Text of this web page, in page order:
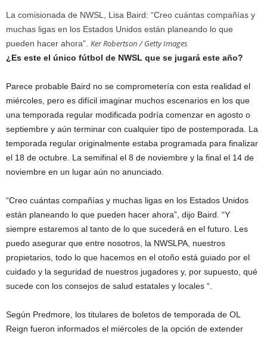
La comisionada de NWSL, Lisa Baird: “Creo cuántas compañías y
muchas ligas en los Estados Unidos están planeando lo que
pueden hacer ahora”. Ker Robertson / Getty Images
¿Es este el único fútbol de NWSL que se jugará este año?
Parece probable Baird no se comprometería con esta realidad el
miércoles, pero es difícil imaginar muchos escenarios en los que
una temporada regular modificada podría comenzar en agosto o
septiembre y aún terminar con cualquier tipo de postemporada. La
temporada regular originalmente estaba programada para finalizar
el 18 de octubre. La semifinal el 8 de noviembre y la final el 14 de
noviembre en un lugar aún no anunciado.
“Creo cuántas compañías y muchas ligas en los Estados Unidos
están planeando lo que pueden hacer ahora”, dijo Baird. “Y
siempre estaremos al tanto de lo que sucederá en el futuro. Les
puedo asegurar que entre nosotros, la NWSLPA, nuestros
propietarios, todo lo que hacemos en el otoño está guiado por el
cuidado y la seguridad de nuestros jugadores y, por supuesto, qué
sucede con los consejos de salud estatales y locales “.
Según Predmore, los titulares de boletos de temporada de OL
Reign fueron informados el miércoles de la opción de extender